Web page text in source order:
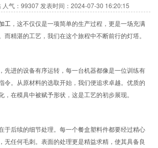
人气：99307 发表时间：2024-07-30 16:20:15
工 ，这不仅仅是一项简单的生产过程，更是一场充满
而精湛的工艺，我们在这个旅程中不断前行的灯塔。
先进的设备有序运转，每一台机器都像是一位训练有
令。从原材料的选取开始，我们便追求卓越。优质的
，在模具中被赋予形状，这是工艺的初步展现。
于后续的细节处理。每一个餐盒塑料件都要经过精心
无任何毛刺。表面的处理更是精益求精，使其具备良